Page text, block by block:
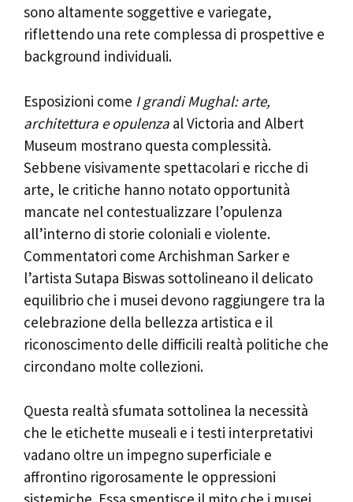
sono altamente soggettive e variegate,
riflettendo una rete complessa di prospettive e
background individuali.
Esposizioni come I grandi Mughal: arte,
architettura e opulenza al Victoria and Albert
Museum mostrano questa complessità.
Sebbene visivamente spettacolari e ricche di
arte, le critiche hanno notato opportunità
mancate nel contestualizzare l’opulenza
all’interno di storie coloniali e violente.
Commentatori come Archishman Sarker e
l’artista Sutapa Biswas sottolineano il delicato
equilibrio che i musei devono raggiungere tra la
celebrazione della bellezza artistica e il
riconoscimento delle difficili realtà politiche che
circondano molte collezioni.
Questa realtà sfumata sottolinea la necessità
che le etichette museali e i testi interpretativi
vadano oltre un impegno superficiale e
affrontino rigorosamente le oppressioni